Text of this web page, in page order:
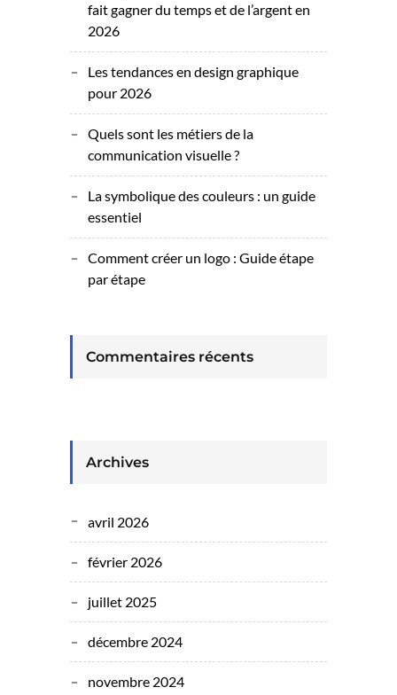
fait gagner du temps et de l’argent en
2026
Les tendances en design graphique
pour 2026
Quels sont les métiers de la
communication visuelle ?
La symbolique des couleurs : un guide
essentiel
Comment créer un logo : Guide étape
par étape
Commentaires récents
Archives
avril 2026
février 2026
juillet 2025
décembre 2024
novembre 2024